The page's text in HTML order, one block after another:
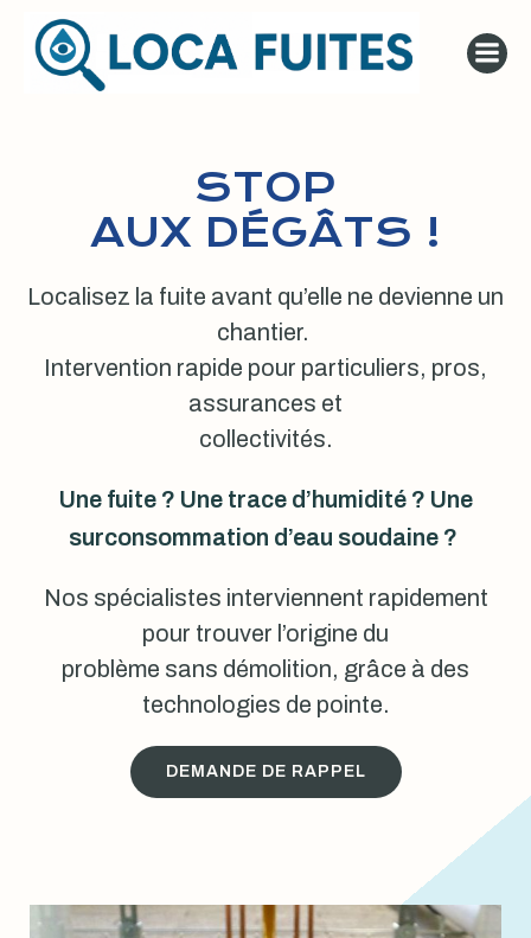
au
contenu
STOP
AUX DÉGÂTS !
Localisez la fuite avant qu’elle ne devienne un
chantier.
Intervention rapide pour particuliers, pros,
assurances et
collectivités.
Une fuite ? Une trace d’humidité ? Une
surconsommation d’eau soudaine ?
Nos spécialistes interviennent rapidement
pour trouver l’origine du
problème sans démolition, grâce à des
technologies de pointe.
DEMANDE DE RAPPEL